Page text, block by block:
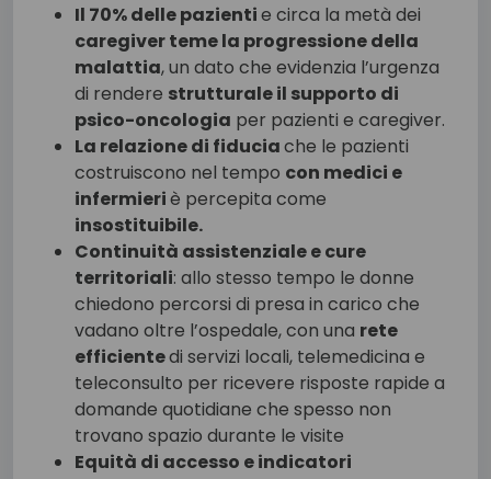
Il 70% delle pazientie circa la metà dei
caregiver teme la progressione della
malattia, un dato che evidenzia l’urgenza
di rendere strutturale il supporto di
psico-oncologia per pazienti e caregiver.
La relazione di fiduciache le pazienti
costruiscono nel tempo con medici e
infermieriè percepita come
insostituibile.
Continuità assistenziale e cure
territoriali: allo stesso tempo le donne
chiedono percorsi di presa in carico che
vadano oltre l’ospedale, con una rete
efficientedi servizi locali, telemedicina e
teleconsulto per ricevere risposte rapide a
domande quotidiane che spesso non
trovano spazio durante le visite
Equità di accesso e indicatori